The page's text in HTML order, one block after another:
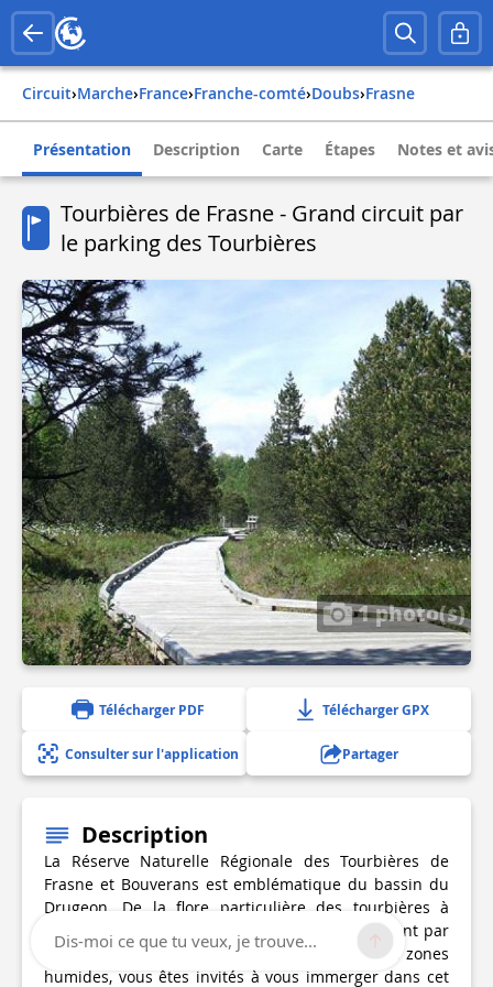
Circuit› Marche› france› franche-comté› doubs› frasne
Présentation Description Carte Étapes Notes et
Tourbières de Frasne - Grand circuit par
le parking des Tourbières
1 photo(s)
Télécharger PDF Télécharger GPX
Consulter sur l'application Partager
Description
La Réserve Naturelle Régionale des Tourbières de
Frasne et Bouverans est emblématique du bassin du
Drugeon. De la flore particulière des tourbières à
l'histoire de l'exploitation de la tourbe en passant par
l'origine post-glaciaire et le rôle écologique des zones
humides, vous êtes invités à vous immerger dans cet
Dis-moi ce que tu veux, je trouve...